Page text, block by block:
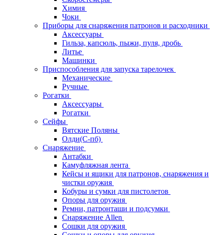
Химия
Чоки
Приборы для снаряжения патронов и расходники
Аксессуары
Гильза, капсюль, пыжи, пуля, дробь
Литье
Машинки
Приспособления для запуска тарелочек
Механические
Ручные
Рогатки
Аксессуары
Рогатки
Сейфы
Вятские Поляны
Олди(С-пб)
Снаряжение
Антабки
Камуфляжная лента
Кейсы и ящики для патронов, снаряжения и
чистки оружия
Кобуры и сумки для пистолетов
Опоры для оружия
Ремни, патронташи и подсумки
Снаряжение Allen
Сошки для оружия